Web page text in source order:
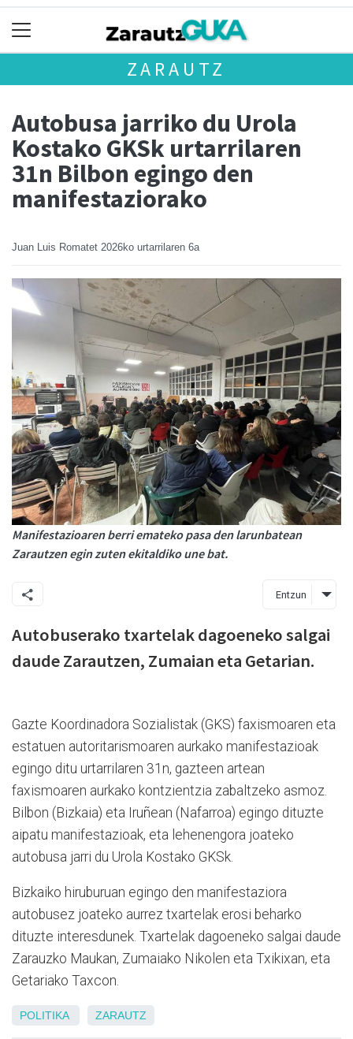
ZARAUTZ
Autobusa jarriko du Urola
Kostako GKSk urtarrilaren
31n Bilbon egingo den
manifestaziorako
Juan Luis Romatet 2026ko urtarrilaren 6a
Manifestazioaren berri emateko pasa den larunbatean
Zarautzen egin zuten ekitaldiko une bat.
Entzun
Autobuserako txartelak dagoeneko salgai
daude Zarautzen, Zumaian eta Getarian.
Gazte Koordinadora Sozialistak (GKS) faxismoaren eta
estatuen autoritarismoaren aurkako manifestazioak
egingo ditu urtarrilaren 31n, gazteen artean
faxismoaren aurkako kontzientzia zabaltzeko asmoz.
Bilbon (Bizkaia) eta Iruñean (Nafarroa) egingo dituzte
aipatu manifestazioak, eta lehenengora joateko
autobusa jarri du Urola Kostako GKSk.
Bizkaiko hiruburuan egingo den manifestaziora
autobusez joateko aurrez txartelak erosi beharko
dituzte interesdunek. Txartelak dagoeneko salgai daude
Zarauzko Maukan, Zumaiako Nikolen eta Txikixan, eta
Getariako Taxcon.
POLITIKA ZARAUTZ